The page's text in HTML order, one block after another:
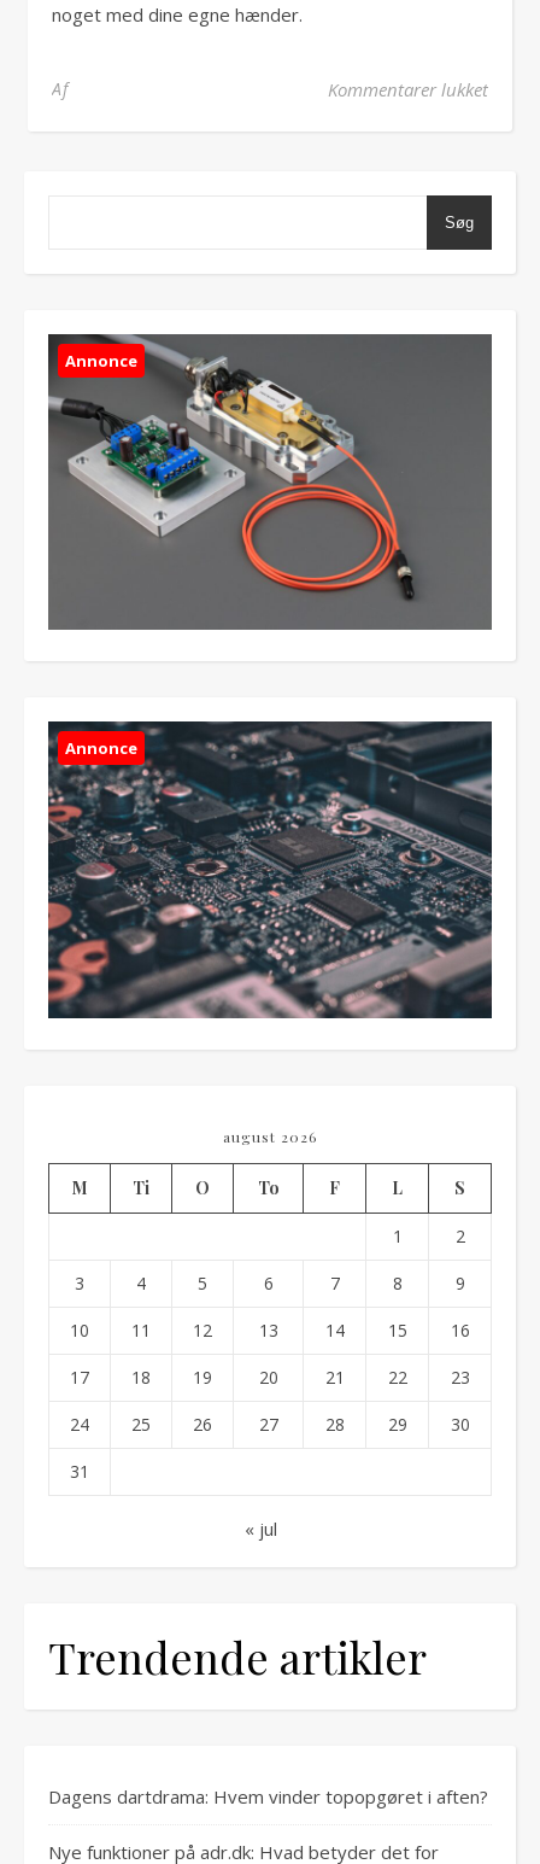
noget med dine egne hænder.
Af Kommentarer lukkettil Gør
Søg
Annonce
Annonce
august 2026
M Ti O To F L S
1 2
3 4 5 6 7 8 9
10 11 12 13 14 15 16
17 18 19 20 21 22 23
24 25 26 27 28 29 30
31
« jul
Trendende artikler
Dagens dartdrama: Hvem vinder topopgøret i aften?
Nye funktioner på adr.dk: Hvad betyder det for